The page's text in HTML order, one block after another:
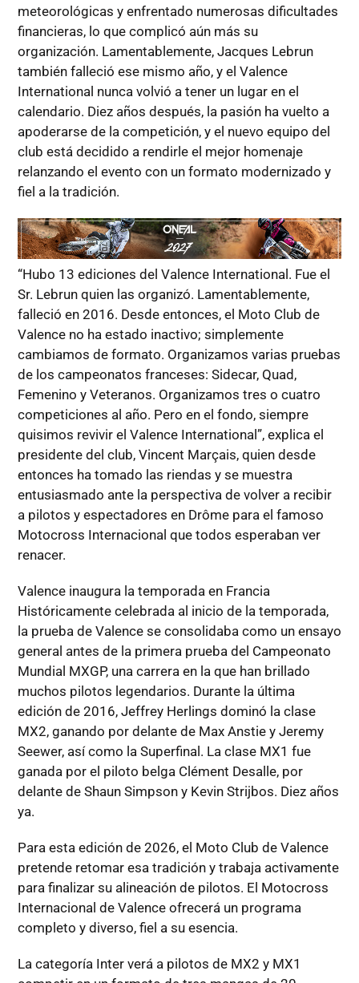
meteorológicas y enfrentado numerosas dificultades
financieras, lo que complicó aún más su
organización. Lamentablemente, Jacques Lebrun
también falleció ese mismo año, y el Valence
International nunca volvió a tener un lugar en el
calendario. Diez años después, la pasión ha vuelto a
apoderarse de la competición, y el nuevo equipo del
club está decidido a rendirle el mejor homenaje
relanzando el evento con un formato modernizado y
fiel a la tradición.
“Hubo 13 ediciones del Valence International. Fue el
Sr. Lebrun quien las organizó. Lamentablemente,
falleció en 2016. Desde entonces, el Moto Club de
Valence no ha estado inactivo; simplemente
cambiamos de formato. Organizamos varias pruebas
de los campeonatos franceses: Sidecar, Quad,
Femenino y Veteranos. Organizamos tres o cuatro
competiciones al año. Pero en el fondo, siempre
quisimos revivir el Valence International”, explica el
presidente del club, Vincent Marçais, quien desde
entonces ha tomado las riendas y se muestra
entusiasmado ante la perspectiva de volver a recibir
a pilotos y espectadores en Drôme para el famoso
Motocross Internacional que todos esperaban ver
renacer.
Valence inaugura la temporada en Francia
Históricamente celebrada al inicio de la temporada,
la prueba de Valence se consolidaba como un ensayo
general antes de la primera prueba del Campeonato
Mundial MXGP, una carrera en la que han brillado
muchos pilotos legendarios. Durante la última
edición de 2016, Jeffrey Herlings dominó la clase
MX2, ganando por delante de Max Anstie y Jeremy
Seewer, así como la Superfinal. La clase MX1 fue
ganada por el piloto belga Clément Desalle, por
delante de Shaun Simpson y Kevin Strijbos. Diez años
ya.
Para esta edición de 2026, el Moto Club de Valence
pretende retomar esa tradición y trabaja activamente
para finalizar su alineación de pilotos. El Motocross
Internacional de Valence ofrecerá un programa
completo y diverso, fiel a su esencia.
La categoría Inter verá a pilotos de MX2 y MX1